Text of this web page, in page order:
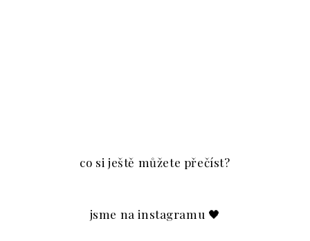
co si ještě můžete přečíst?
jsme na instagramu 🖤